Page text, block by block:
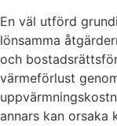
En väl utförd
lönsamma
och
värmeförlust
annars kan orsaka